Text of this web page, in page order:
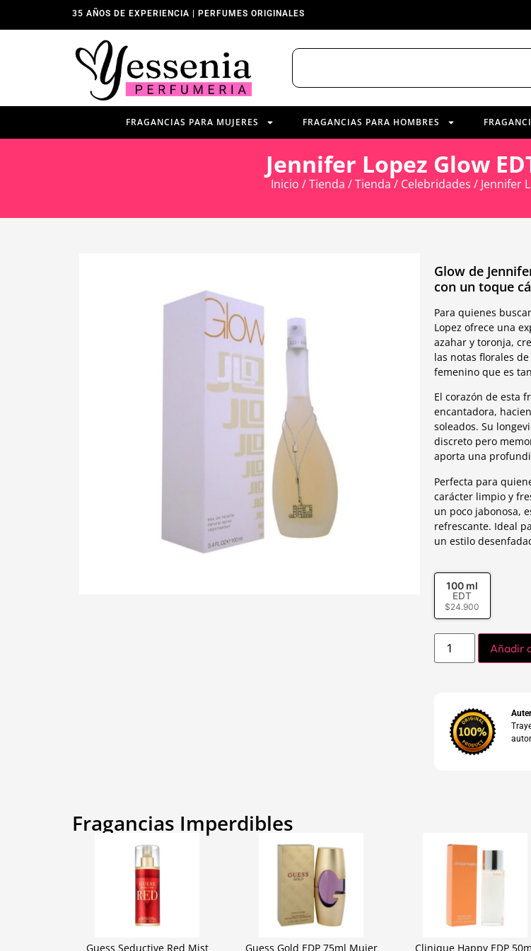
35 AÑOS DE EXPERIENCIA | PERFUMES ORIGINALES
FRAGANCIAS PARA MUJERES FRAGANCIAS PARA HOMBRES
Jennifer Lopez Glow
Inicio /Tienda /Tienda / Celebridades / Jennifer
Glow de
con un toque
Para quienes
Lopez ofrece una
azahar y toronja,
las notas florales
femenino que es
El corazón de esta
encantadora,
soleados. Su
discreto pero
aporta una
Perfecta para
carácter limpio y
un poco jabonosa,
refrescante. Ideal
un estilo
100 ml
EDT
$24.900
Añadir
Fragancias Imperdibles
Guess Seductive Red Mist Guess Gold EDP 75ml Mujer Clinique Happy EDP